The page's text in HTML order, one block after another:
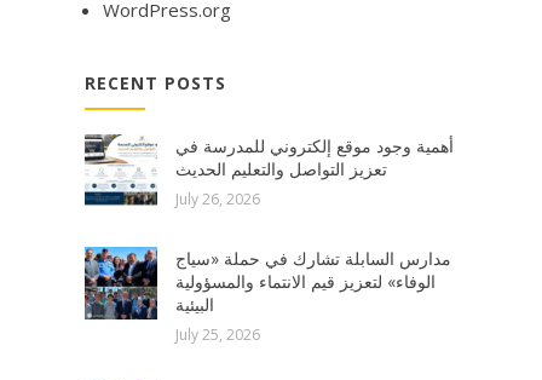
WordPress.org
RECENT POSTS
أهمية وجود موقع إلكتروني للمدرسة في
تعزيز التواصل والتعليم الحديث
July 26, 2026
مدارس السابلة تشارك في حملة «سياج
الوفاء» لتعزيز قيم الانتماء والمسؤولية
البيئية
July 25, 2026